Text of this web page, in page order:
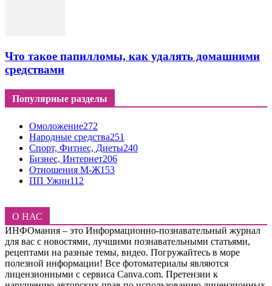
Что такое папилломы, как удалять домашними
средствами
Популярные разделы
Омоложение272
Народные средства251
Спорт, Фитнес, Диеты240
Бизнес, Интернет206
Отношения М-Ж153
ПП Ужин112
О НАС
ИНФОмания – это Информационно-познавательный журнал
для вас с новостями, лучшими познавательными статьями,
рецептами на разные темы, видео. Погружайтесь в море
полезной информации! Все фотоматериалы являются
лицензионными с сервиса Canva.com. Претензии к